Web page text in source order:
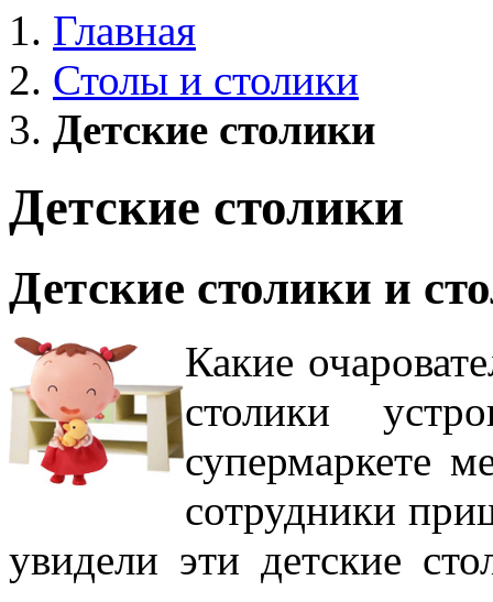
Главная
Столы и столики
Детские столики
Детские столики
Детские столики и
Какие
столики
супермаркете
сотрудники
увидели эти детские